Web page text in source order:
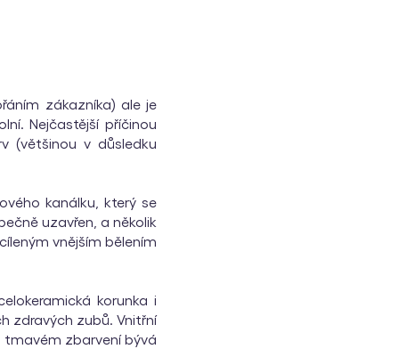
zákazníka) ale je
Nejčastější příčinou
(většinou v důsledku
kanálku, který se
uzavřen, a několik
vnějším bělením
korunka i
zdravých zubů. Vnitřní
tmavém zbarvení bývá